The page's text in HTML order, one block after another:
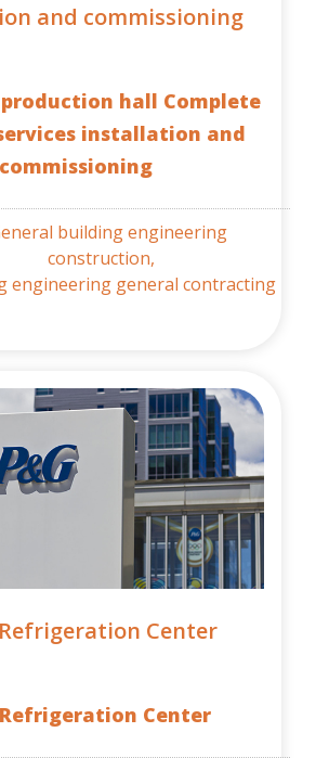
and commissioning
hall Complete
installation and
commissioning
building engineering
construction,
engineering general contracting
Center
Refrigeration Center